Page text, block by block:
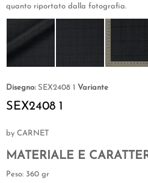
quanto riportato dalla fotografia.
Disegno: SEX2408 1 Variante
SEX2408 1
by CARNET
MATERIALE E
Peso: 360 gr